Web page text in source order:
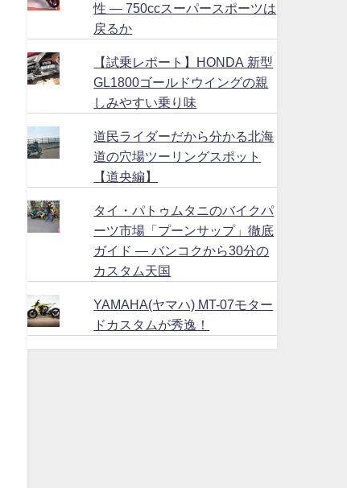
性 ― 750ccスーパースポーツは
戻るか
【試乗レポート】HONDA 新型
GL1800ゴールドウイングの親
しみやすい乗り味
道民ライダーだから分かる北海
道の穴場ツーリングスポット
【道央編】
タイ・パトゥムタニのバイクパ
ーツ市場「プーンサップ」徹底
ガイド ― バンコクから30分の
カスタム天国
YAMAHA(ヤマハ) MT-07モター
ドカスタムが秀逸！